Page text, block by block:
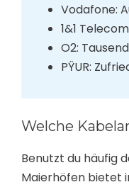
Vodafone:
1&1
O2:
PŸUR:
Welche
Benutzt du häufig
Maierhöfen bietet